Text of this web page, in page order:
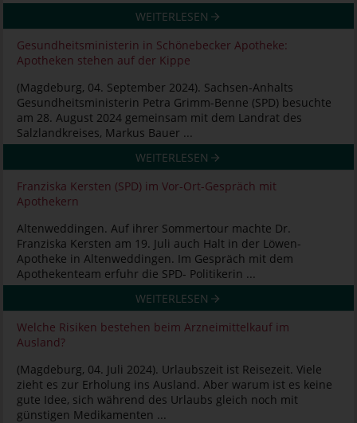
WEITERLESEN
Gesundheitsministerin in Schönebecker Apotheke:
Apotheken stehen auf der Kippe
(Magdeburg, 04. September 2024). Sachsen-Anhalts
Gesundheitsministerin Petra Grimm-Benne (SPD) besuchte
am 28. August 2024 gemeinsam mit dem Landrat des
Salzlandkreises, Markus Bauer ...
WEITERLESEN
Franziska Kersten (SPD) im Vor-Ort-Gespräch mit
Apothekern
Altenweddingen. Auf ihrer Sommertour machte Dr.
Franziska Kersten am 19. Juli auch Halt in der Löwen-
Apotheke in Altenweddingen. Im Gespräch mit dem
Apothekenteam erfuhr die SPD- Politikerin ...
WEITERLESEN
Welche Risiken bestehen beim Arzneimittelkauf im
Ausland?
(Magdeburg, 04. Juli 2024). Urlaubszeit ist Reisezeit. Viele
zieht es zur Erholung ins Ausland. Aber warum ist es keine
gute Idee, sich während des Urlaubs gleich noch mit
günstigen Medikamenten ...